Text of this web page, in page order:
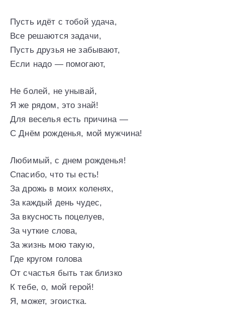
Пусть идёт с тобой удача,
Все решаются задачи,
Пусть друзья не забывают,
Если надо — помогают,
Не болей, не унывай,
Я же рядом, это знай!
Для веселья есть причина —
С Днём рожденья, мой мужчина!
Любимый, с днем рожденья!
Спасибо, что ты есть!
За дрожь в моих коленях,
За каждый день чудес,
За вкусность поцелуев,
За чуткие слова,
За жизнь мою такую,
Где кругом голова
От счастья быть так близко
К тебе, о, мой герой!
Я, может, эгоистка.